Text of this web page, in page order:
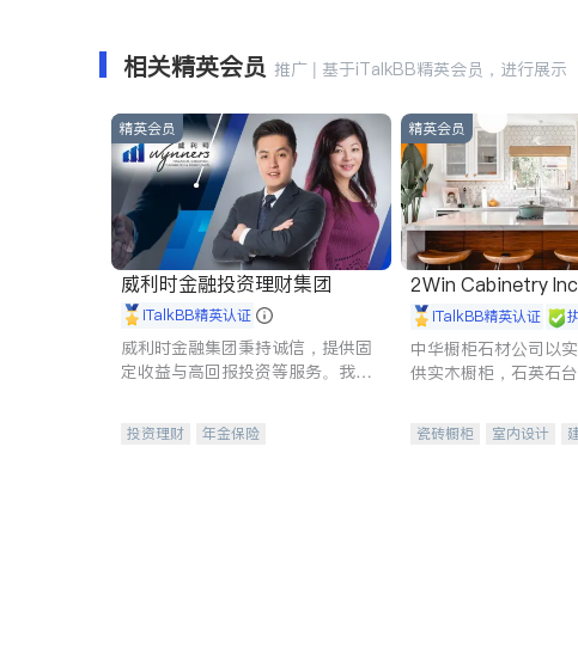
相关精英会员 推广 | 基于iTalkBB精英会员，进行展示
精英会员
威利时金融投资理财集团
iTalkBB精英认证
威利时金融集团秉持诚信，提供固
定收益与高回报投资等服务。我们
元化组合，助力客户实现目标
投资理财
年金保险
精英会员
2Win Cabinetry
iTalkBB精英认证
中华橱柜石材公司以
供实木橱柜，石英石
机。品质厨房，家的选
瓷砖橱柜 室内设计